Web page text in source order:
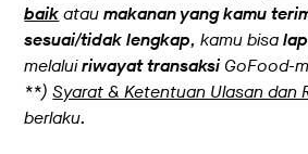
baikataumakanan yang kamu
sesuai/tidak lengkap, kamu bisa
melaluiriwayat transaksiGoFood-
**)Syarat & Ketentuan Ulasan dan
berlaku.